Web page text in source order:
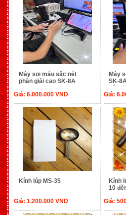
Máy soi máu sắc nét
phân giải cao SK-8A
Giá: 6.000.000 VND
Máy
SK-
nét
Giá:
Kính lúp MS-35
Giá: 1.200.000 VND
Kính
10
Giá: